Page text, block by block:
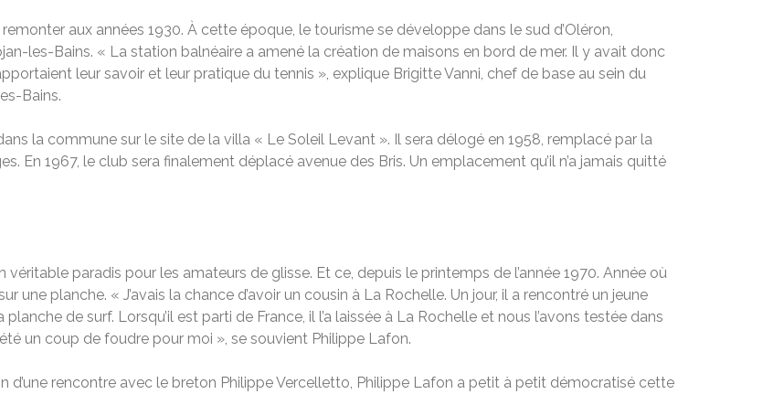
aux années 1930. À cette époque, le tourisme se développe dans le sud d’Oléron,
les-Bains. « La station balnéaire a amené la création de maisons en bord de mer. Il y avait donc
leur savoir et leur pratique du tennis », explique Brigitte Vanni, chef de base au sein du
Bains.
la commune sur le site de la villa « Le Soleil Levant ». Il sera délogé en 1958, remplacé par la
En 1967, le club sera finalement déplacé avenue des Bris. Un emplacement qu’il n’a jamais quitté
véritable paradis pour les amateurs de glisse. Et ce, depuis le printemps de l’année 1970. Année où
une planche. « J’avais la chance d’avoir un cousin à La Rochelle. Un jour, il a rencontré un jeune
de surf. Lorsqu’il est parti de France, il l’a laissée à La Rochelle et nous l’avons testée dans
un coup de foudre pour moi », se souvient Philippe Lafon.
d’une rencontre avec le breton Philippe Vercelletto, Philippe Lafon a petit à petit démocratisé cette